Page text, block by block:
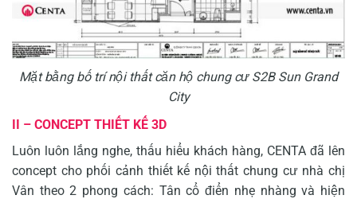
Mặt bằng bố trí nội thất căn hộ chung cư S2B Sun Grand
City
II – CONCEPT THIẾT KẾ 3D
Luôn luôn lắng nghe, thấu hiểu khách hàng, CENTA đã lên
concept cho phối cảnh thiết kế nội thất chung cư nhà chị
Vân theo 2 phong cách: Tân cổ điển nhẹ nhàng và hiện